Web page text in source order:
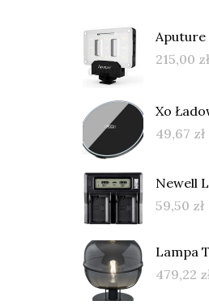
Aputure
215,00 zł
Xo
49,67 zł
Newell
59,50 zł
Lampa
479,22